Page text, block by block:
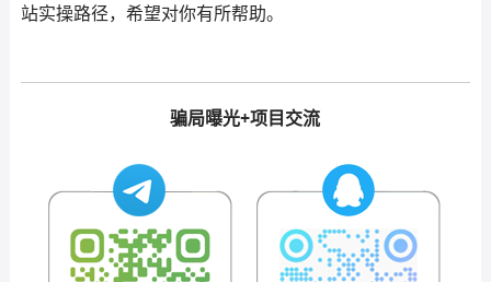
站实操路径，希望对你有所帮助。
骗局曝光+项目交流